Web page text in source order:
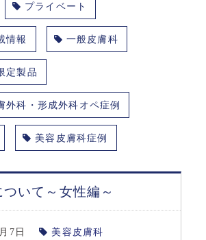
プライベート
情報 一般皮膚科
定製品
外科・形成外科オペ症例
美容皮膚科症例
いて～女性編～
7日 美容皮膚科